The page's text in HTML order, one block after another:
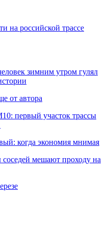
на российской трассе
зимним утром гулял
от автора
первый участок трассы
когда экономия мнимая
мешают проходу на